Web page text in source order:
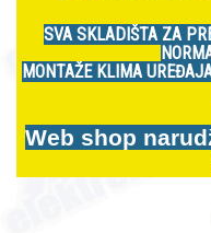
SVA SKLADIŠTA ZA
MONTAŽE KLIMA
Web shop